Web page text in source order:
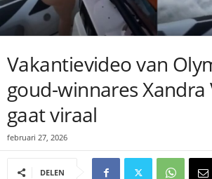
Vakantievideo van
goud-winnares Xandra
gaat viraal
februari 27, 2026
DELEN